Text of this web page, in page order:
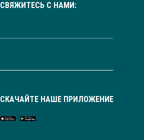
СВЯЖИТЕСЬ С НАМИ:
СКАЧАЙТЕ НАШЕ ПРИЛОЖЕНИЕ